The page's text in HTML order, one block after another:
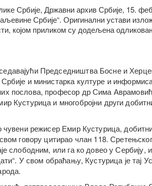
Србије, Државни архив Србије, 15.
Србије“. Оригинални устави
којом приликом су додељена
Председништва Босне и
и министарка културе и
послова, професор др Сима
Кустурица и многобројни други
режисер Емир Кустурица,
говору цитирао члан 118.
слободним, или га ко довео у Сербију,
У свом обраћању, Кустурица је тај